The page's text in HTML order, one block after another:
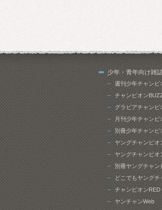
少年・青年向け雑
週刊少年チャンピ
チャンピオン
グラビアチャンピ
月刊少年チャンピ
別冊少年チャンピ
ヤングチャンピオ
ヤングチャンピオ
別冊ヤングチャン
どこでもヤングチ
チャンピオンRED
ヤンチャンWeb